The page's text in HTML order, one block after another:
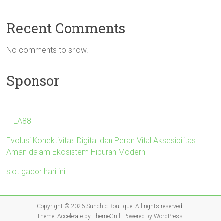
Recent Comments
No comments to show.
Sponsor
FILA88
Evolusi Konektivitas Digital dan Peran Vital Aksesibilitas
Aman dalam Ekosistem Hiburan Modern
slot gacor hari ini
Copyright © 2026Sunchic Boutique . All rights reserved.
Theme: Accelerateby ThemeGrill. Powered by WordPress